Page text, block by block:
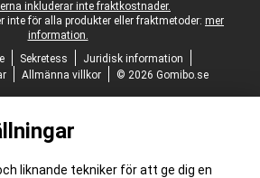
inkluderar inte fraktkostnader.
inte för alla produkter eller fraktmetoder: mer
information.
Sekretess
Juridisk information
Allmänna villkor © 2026 Gomibo.se
liknande tekniker för att ge dig en